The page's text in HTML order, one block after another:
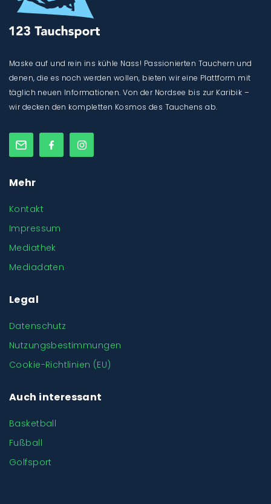
Maske auf und rein ins kühle Nass! Passionierten Tauchern und
denen, die es noch werden wollen, bieten wir eine Plattform mit
täglich neuen Informationen. Von der Nordsee bis zur Karibik –
wir decken den kompletten Kosmos des Tauchens ab.
Mehr
Kontakt
Impressum
Mediathek
Mediadaten
Legal
Datenschutz
Nutzungsbestimmungen
Cookie-Richtlinien (EU)
Auch interessant
Basketball
Fußball
Golfsport